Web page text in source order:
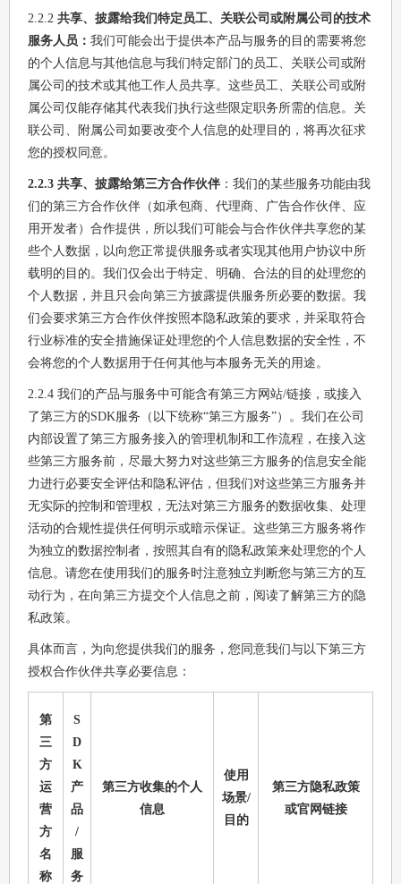
2.2.2 共享、披露给我们特定员工、关联公司或附属公司的技术
服务人员： 我们可能会出于提供本产品与服务的目的需要将您
的个人信息与其他信息与我们特定部门的员工、关联公司或附
属公司的技术或其他工作人员共享。这些员工、关联公司或附
属公司仅能存储其代表我们执行这些限定职务所需的信息。关
联公司、附属公司如要改变个人信息的处理目的，将再次征求
您的授权同意。
2.2.3 共享、披露给第三方合作伙伴 ：我们的某些服务功能由我
们的第三方合作伙伴（如承包商、代理商、广告合作伙伴、应
用开发者）合作提供，所以我们可能会与合作伙伴共享您的某
些个人数据，以向您正常提供服务或者实现其他用户协议中所
载明的目的。我们仅会出于特定、明确、合法的目的处理您的
个人数据，并且只会向第三方披露提供服务所必要的数据。我
们会要求第三方合作伙伴按照本隐私政策的要求，并采取符合
行业标准的安全措施保证处理您的个人信息数据的安全性，不
会将您的个人数据用于任何其他与本服务无关的用途。
2.2.4 我们的产品与服务中可能含有第三方网站/链接，或接入
了第三方的SDK服务（以下统称“第三方服务”）。我们在公司
内部设置了第三方服务接入的管理机制和工作流程，在接入这
些第三方服务前，尽最大努力对这些第三方服务的信息安全能
力进行必要安全评估和隐私评估，但我们对这些第三方服务并
无实际的控制和管理权，无法对第三方服务的数据收集、处理
活动的合规性提供任何明示或暗示保证。这些第三方服务将作
为独立的数据控制者，按照其自有的隐私政策来处理您的个人
信息。请您在使用我们的服务时注意独立判断您与第三方的互
动行为，在向第三方提交个人信息之前，阅读了解第三方的隐
私政策。
具体而言，为向您提供我们的服务，您同意我们与以下第三方
授权合作伙伴共享必要信息：
第
三
方
运
营
方
名
称
S
D
K
产
品
/
服
务
第三方收集的个人
信息
使用
场景/
目的
第三方隐私政策
或官网链接